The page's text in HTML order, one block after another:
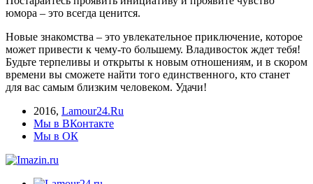
юмора – это всегда ценится.
Новые знакомства – это увлекательное приключение, которое
может привести к чему-то большему. Владивосток ждет тебя!
Будьте терпеливы и открыты к новым отношениям, и в скором
времени вы сможете найти того единственного, кто станет
для вас самым близким человеком. Удачи!
2016, Lamour24.Ru
Мы в ВКонтакте
Мы в ОК